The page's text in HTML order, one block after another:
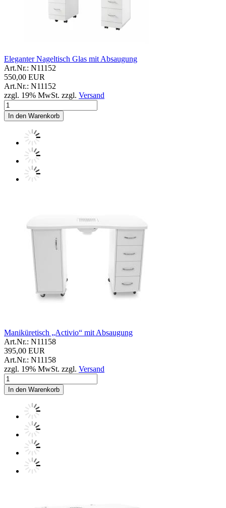
Eleganter Nageltisch Glas mit Absaugung
Art.Nr.: N11152
550,00 EUR
Art.Nr.: N11152
zzgl. 19% MwSt. zzgl. Versand
In den Warenkorb
Maniküretisch „Activio“ mit Absaugung
Art.Nr.: N11158
395,00 EUR
Art.Nr.: N11158
zzgl. 19% MwSt. zzgl. Versand
In den Warenkorb